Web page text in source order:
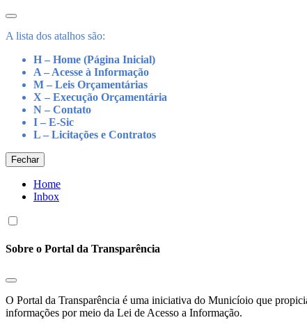
A lista dos atalhos são:
H – Home (Página Inicial)
A – Acesse à Informação
M – Leis Orçamentárias
X – Execução Orçamentária
N – Contato
I – E-Sic
L – Licitações e Contratos
Fechar
Home
Inbox
Sobre o Portal da Transparência
O Portal da Transparência é uma iniciativa do Municíoio que
informações por meio da Lei de Acesso a Informação.